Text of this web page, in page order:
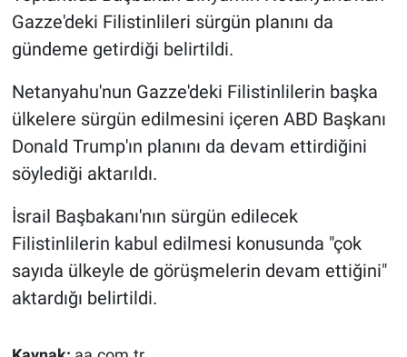
Gazze'deki Filistinlileri sürgün planını da
gündeme getirdiği belirtildi.
Netanyahu'nun Gazze'deki Filistinlilerin başka
ülkelere sürgün edilmesini içeren ABD Başkanı
Donald Trump'ın planını da devam ettirdiğini
söylediği aktarıldı.
İsrail Başbakanı'nın sürgün edilecek
Filistinlilerin kabul edilmesi konusunda "çok
sayıda ülkeyle de görüşmelerin devam ettiğini"
aktardığı belirtildi.